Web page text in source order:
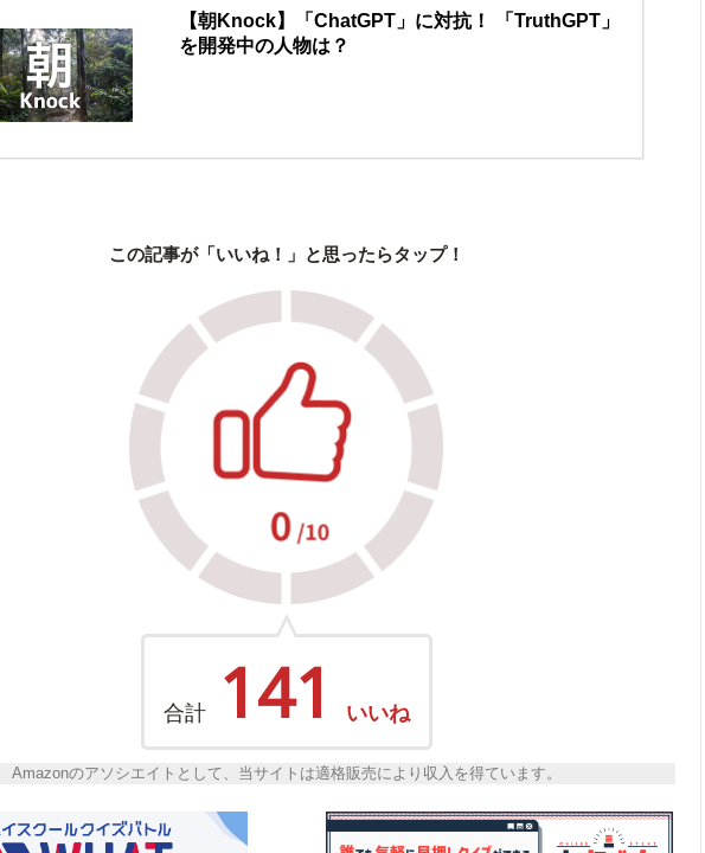
【朝Knock】「ChatGPT」に対抗！ 「TruthGPT」
を開発中の人物は？
この記事が「いいね！」と思ったらタップ！
合計 141 いいね
Amazonのアソシエイトとして、当サイトは適格販売により収入を得ています。